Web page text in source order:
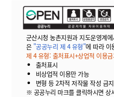
군산시청 농촌지원과 지도운영계
은 "공공누리 제 4 유형"에 따라 이
제 4 유형: 출처표시+상업적 이용
출처표시
비상업적 이용만 가능
변형 등 2차적 저작물 작성 금지
※ 공공누리 마크를 클릭하시면 상